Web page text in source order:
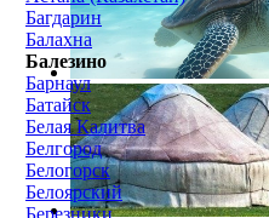
Багдарин
Балахна
Балезино
Барнаул
Батайск
Белая Калитва
Белгород
Белогорск
Белоярский
Березники